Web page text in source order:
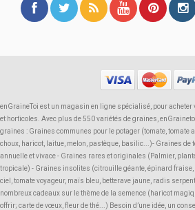
enGraineToi est un magasin en ligne spécialisé, pour
et horticoles. Avec plus de 550 variétés de graines,
graines : Graines communes pour le potager (tomate, tomate
choux, haricot, laitue, melon, pastèque, basilic...)- Graines de
annuelle et vivace - Graines rares et originales (Palmier,
tropicale) - Graines insolites (citrouille géante, épinard
ciel, tomate voyageur, maïs bleu, betterave jaune, radis
nombreux cadeaux sur le thème de la semence (haricot
offrir; carte de vœux, fleur de thé...) Besoin d’une idée, un